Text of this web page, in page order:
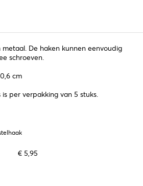
De haken kunnen eenvoudig
schroeven.
cm
per verpakking van 5 stuks.
€ 5,95